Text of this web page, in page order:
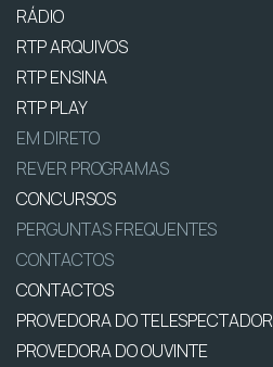
RÁDIO
RTP ARQUIVOS
RTP ENSINA
RTP PLAY
EM DIRETO
REVER PROGRAMAS
CONCURSOS
PERGUNTAS FREQUENTES
CONTACTOS
CONTACTOS
PROVEDORA DO TELESPECTADOR
PROVEDORA DO OUVINTE